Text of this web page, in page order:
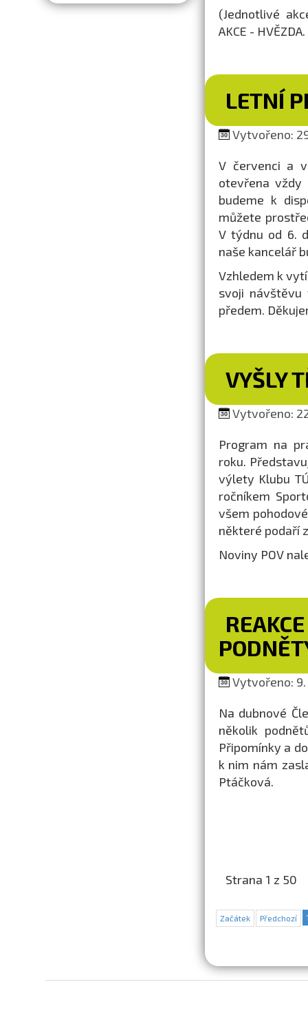
(Jednotlivé
AKCE -
LETNÍ
Vytvořeno:
V červenci a
otevřena
budeme k
můžete
V týdnu od 6.
naše kancelář
Vzhledem k
svoji návštěvu
předem.
VYŠLY
Vytvořeno:
Program na
roku.
výlety Klubu
ročníkem
všem
některé podaří
Noviny POV
Vytvořeno: 9.
Na dubnové
několik
Připomínky a
k nim nám
Ptáčková.
Strana 1 z 50
Začátek Předchozí